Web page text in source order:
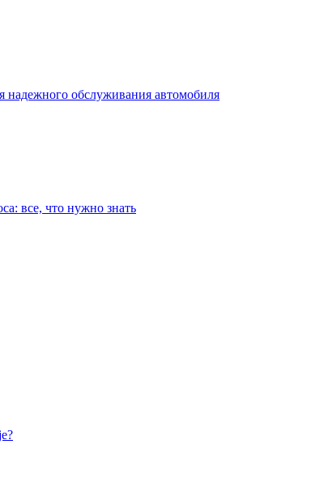
надежного обслуживания автомобиля
все, что нужно знать